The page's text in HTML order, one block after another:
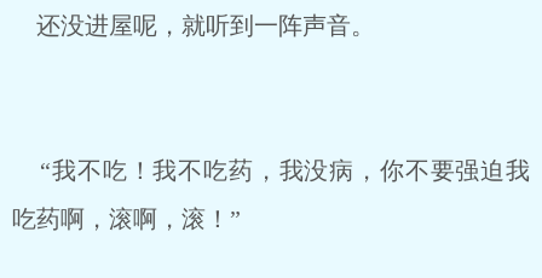
还没进屋呢，就听到一阵声音。
“我不吃！我不吃药，我没病，你不要强迫我
吃药啊，滚啊，滚！”